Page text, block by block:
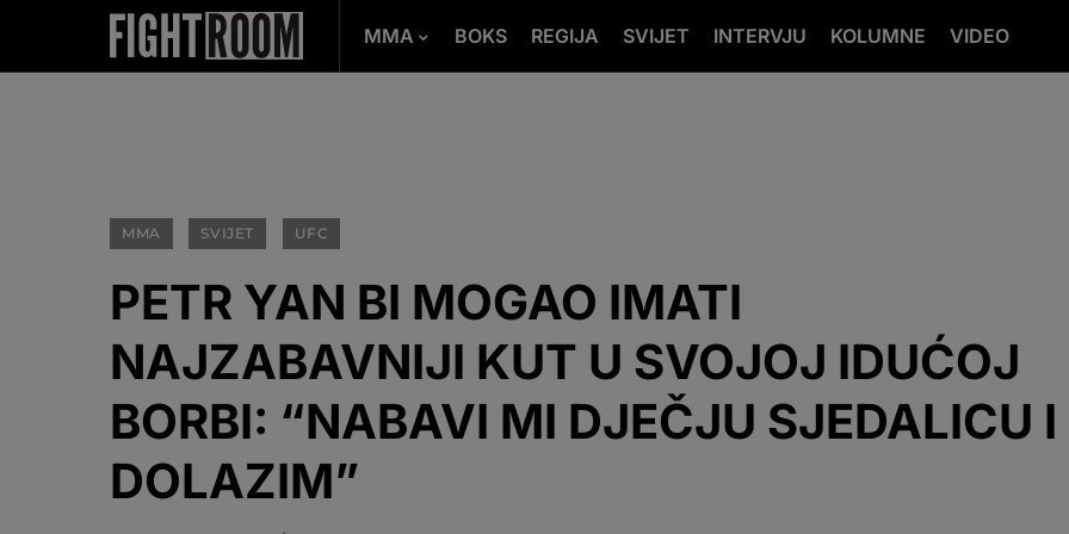
MMA BOKS REGIJA SVIJET INTERVJU KOLUMNE VIDEO
MMA SVIJET UFC
PETR YAN BI MOGAO IMATI
NAJZABAVNIJI KUT U SVOJOJ IDUĆOJ
BORBI: “NABAVI MI DJEČJU SJEDALICU I
DOLAZIM”